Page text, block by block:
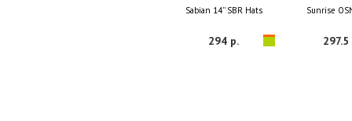
Sabian 14'' SBR Hats
294 р.
Sunrise
297.5